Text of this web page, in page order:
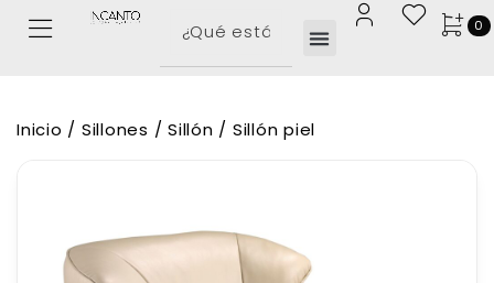
0
Inicio / Sillones / Sillón / Sillón piel